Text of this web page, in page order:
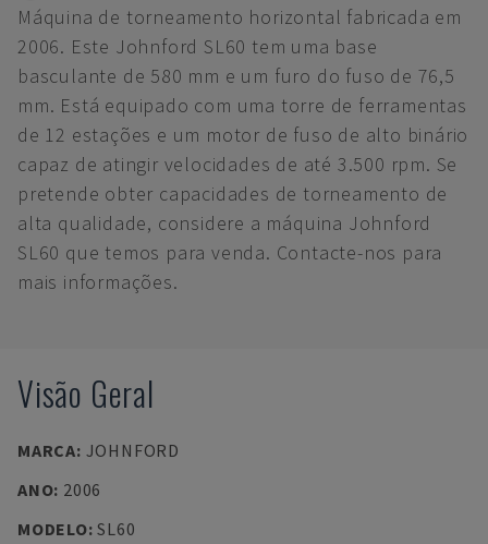
Máquina de torneamento horizontal fabricada em
2006. Este Johnford SL60 tem uma base
basculante de 580 mm e um furo do fuso de 76,5
mm. Está equipado com uma torre de ferramentas
de 12 estações e um motor de fuso de alto binário
capaz de atingir velocidades de até 3.500 rpm. Se
pretende obter capacidades de torneamento de
alta qualidade, considere a máquina Johnford
SL60 que temos para venda. Contacte-nos para
mais informações.
Visão Geral
MARCA: JOHNFORD
ANO: 2006
MODELO:SL60